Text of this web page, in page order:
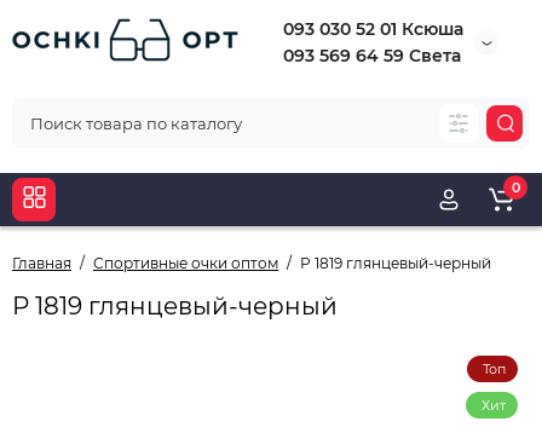
093 030 52 01 Ксюша
093 569 64 59 Света
0
Главная Спортивные очки оптом Р 1819 глянцевый-черный
Р 1819 глянцевый-черный
Топ
Хит